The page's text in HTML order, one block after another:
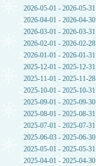
2026-05-01 - 2026-05-31
2026-04-01 - 2026-04-30
2026-03-01 - 2026-03-31
2026-02-01 - 2026-02-28
2026-01-01 - 2026-01-31
2025-12-01 - 2025-12-31
2025-11-01 - 2025-11-28
2025-10-01 - 2025-10-31
2025-09-01 - 2025-09-30
2025-08-01 - 2025-08-31
2025-07-01 - 2025-07-31
2025-06-03 - 2025-06-30
2025-05-01 - 2025-05-31
2025-04-01 - 2025-04-30